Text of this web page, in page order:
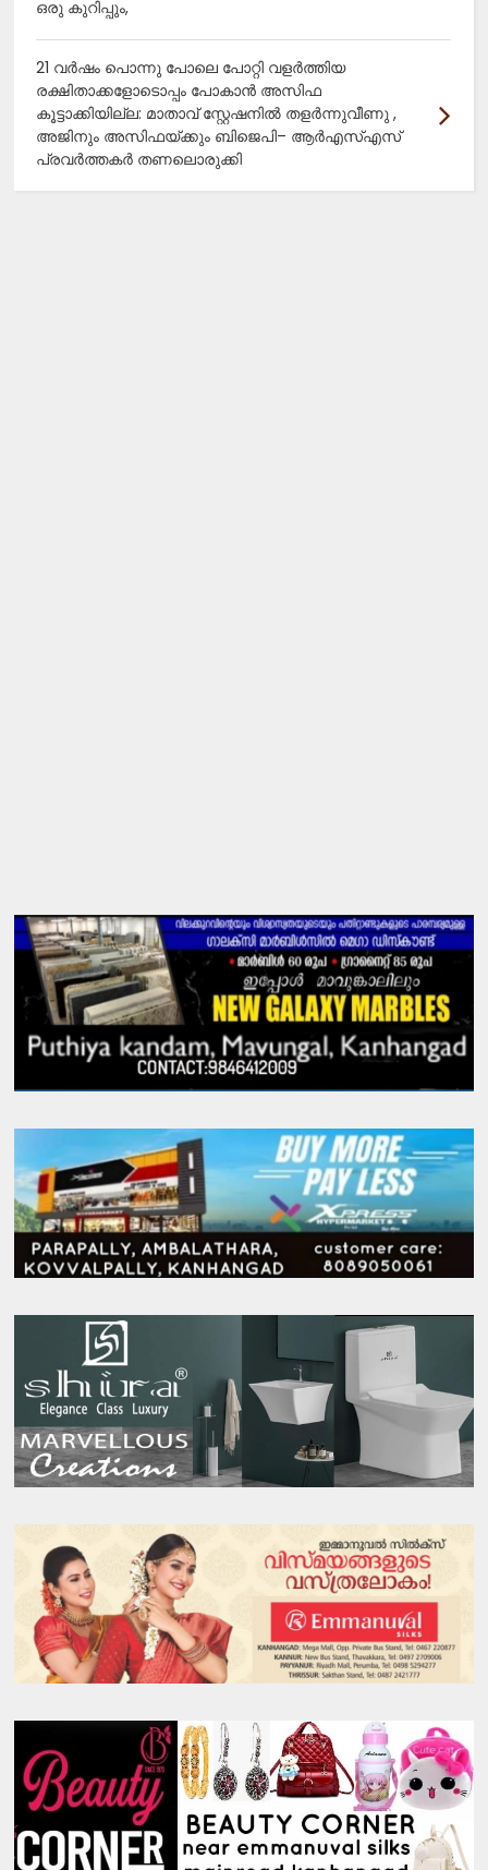
ഒരു കുറിപ്പും,
21 വർഷം പൊന്നു പോലെ പോറ്റി വളർത്തിയ
രക്ഷിതാക്കളോടൊപ്പം പോകാൻ അസിഫ
കൂട്ടാക്കിയില്ല: മാതാവ് സ്റ്റേഷനിൽ തളർന്നുവീണു ,
അജിനും അസിഫയ്ക്കും ബിജെപി– ആർഎസ്എസ്
പ്രവർത്തകർ തണലൊരുക്കി